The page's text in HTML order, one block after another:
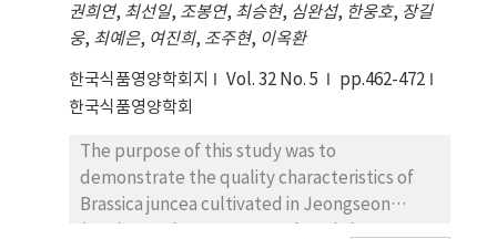
성을 보여 분석에 적합함을 알 수 있었고 정확성과 정
밀성은 농도를 알고 있는 황백 시료에 인위적으로 저
농도, 중농도, 고농도의 표준물질 혼합용액을 첨가하
여 계산하였다. 정밀성과 정확성은 일간실험 및 일내
실험으로 확인하였다. Berberine 의 일간 및 일내 정
밀성은 1.27-1.93%, 0.12-0.56%의 수준으로 나타났
고, palmatine의 일간 및 일내 정밀성은 0.19-
2.89%, 0.36-1.52%로 % 이하의 우수한 정밀성을 나
타냈으며, berberine의 일간 및 일내 정확성은
권희연, 최선일, 조봉연, 최승현, 심완섭, 한웅호, 장길
웅, 최예은, 여진희, 조주현, 이옥환
한국식품영양학회지 Vol. 32 No. 5
pp.462-472
한국식품영양학회
The purpose of this study was to
demonstrate the quality characteristics of
Brassica juncea cultivated in Jeongseon